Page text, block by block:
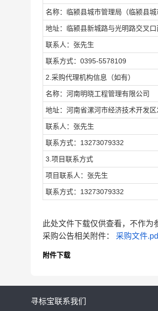
名称：临颍县城市管理局（临颍县城
地址：临颍县新城路与光明路交叉口
联系人：张先生
联系方式：0395-5578109
2.采购代理机构信息（如有）
名称：河南明晓工程管理有限公司
地址：河南省漯河市经济技术开发
联系人：张先生
联系方式：13273079332
3.项目联系方式
项目联系人：张先生
联系方式：13273079332
此处文件下载仅供查看，不作为
采购公告相关附件： 采购文件
附件下载
寻标宝联系我们